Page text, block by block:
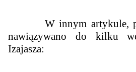
W innym artykule,
nawiązywano do kilku
Izajasza: